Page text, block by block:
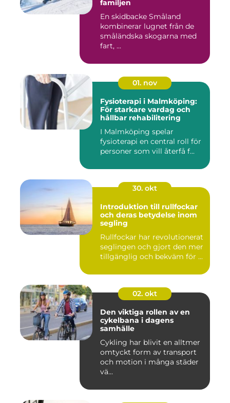
familjen
En skidbacke Småland
kombinerar lugnet från de
småländska skogarna med
fart, ...
01. nov
Fysioterapi i Malmköping:
För starkare vardag och
hållbar rehabilitering
I Malmköping spelar
fysioterapi en central roll för
personer som vill återfå f...
30. okt
Introduktion till rullfockar
och deras betydelse inom
segling
Rullfockar har revolutionerat
seglingen och gjort den mer
tillgänglig och bekväm för ...
02. okt
Den viktiga rollen av en
cykelbana i dagens
samhälle
Cykling har blivit en alltmer
omtyckt form av transport
och motion i många städer
vä...